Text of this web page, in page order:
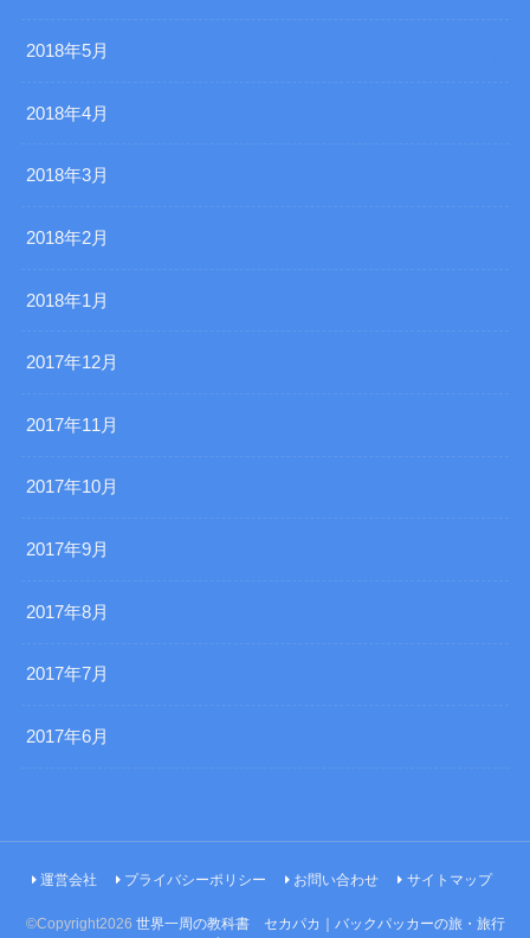
2018年5月
2018年4月
2018年3月
2018年2月
2018年1月
2017年12月
2017年11月
2017年10月
2017年9月
2017年8月
2017年7月
2017年6月
運営会社 プライバシーポリシー お問い合わせ サイトマップ
©Copyright2026 世界一周の教科書 セカパカ｜バックパッカーの旅・旅行